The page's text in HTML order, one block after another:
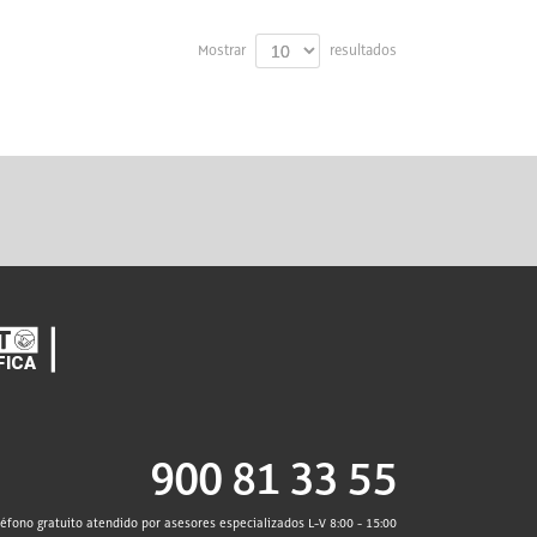
Mostrar resultados
900 81 33 55
gratuito atendido por asesores especializados L-V 8:00 - 15:00